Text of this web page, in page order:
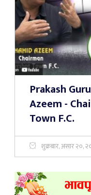
Prakash
Azeem -
Town F.C.
शुक्रबार, असार २०,